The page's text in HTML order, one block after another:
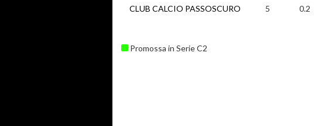
CLUB CALCIO PASSOSCURO 5 0.2
Promossa in Serie C2